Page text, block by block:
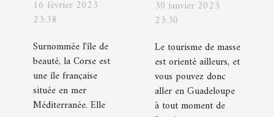
bonne
pour un
voyage ?
16 février 2023
23:38
Surnommée l'île de
beauté, la Corse est
une île française
située en mer
Méditerranée. Elle
Guadeloupe
30 janvier 2023
23:30
Le tourisme de masse
est orienté ailleurs, et
vous pouvez donc
aller en Guadeloupe
à tout moment de